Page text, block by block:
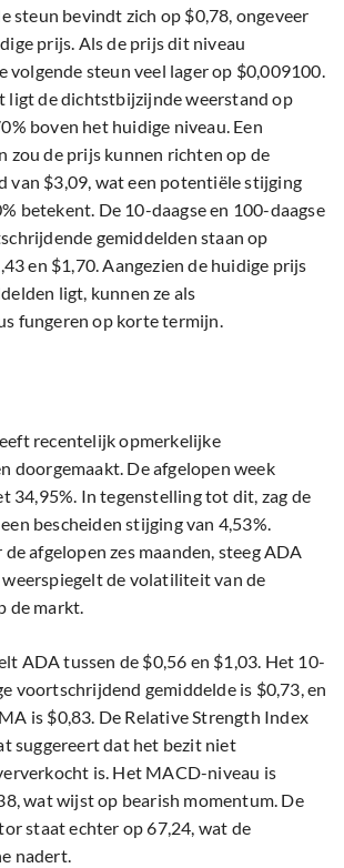
steun bevindt zich op $0,78, ongeveer
prijs. Als de prijs dit niveau
volgende steun veel lager op $0,009100.
ligt de dichtstbijzijnde weerstand op
boven het huidige niveau. Een
zou de prijs kunnen richten op de
van $3,09, wat een potentiële stijging
betekent. De 10-daagse en 100-daagse
gemiddelden staan op
en $1,70. Aangezien de huidige prijs
ligt, kunnen ze als
fungeren op korte termijn.
recentelijk opmerkelijke
doorgemaakt. De afgelopen week
34,95%. In tegenstelling tot dit, zag de
bescheiden stijging van 4,53%.
afgelopen zes maanden, steeg ADA
de volatiliteit van de
de markt.
ADA tussen de $0,56 en $1,03. Het 10-
voortschrijdend gemiddelde is $0,73, en
is $0,83. De Relative Strength Index
suggereert dat het bezit niet
is. Het MACD-niveau is
wat wijst op bearish momentum. De
staat echter op 67,24, wat de
nadert.